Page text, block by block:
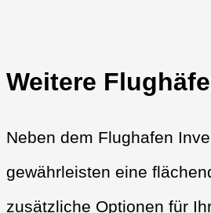
Weitere
Neben dem Flughafen
gewährleisten eine
zusätzliche Optionen für